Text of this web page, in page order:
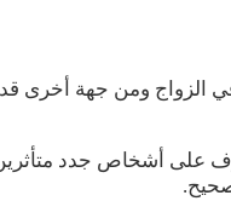
في الزواج ومن جهة أخرى
على أشخاص جدد